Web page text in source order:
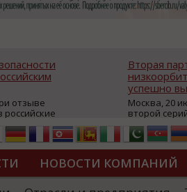
отзыве
российские
в
Chrome,
с сервисами
о
при
Вторая
успешно
Москва, 20
второй
аппаратов,
масштабной
интернет с
из
«Экономика
НОВОСТИ КОМПАНИЙ